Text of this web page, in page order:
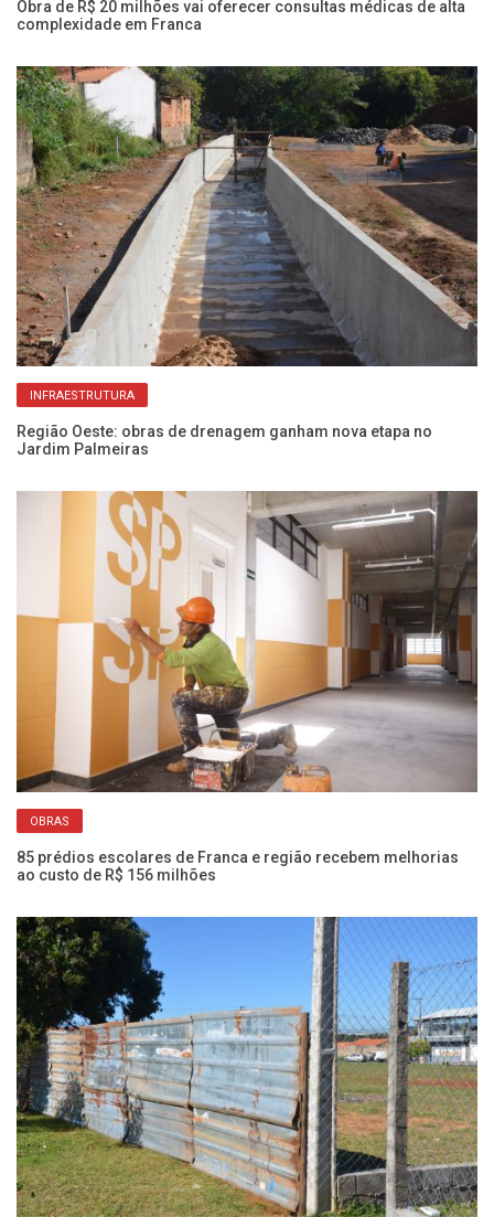
Obra de R$ 20 milhões vai oferecer consultas médicas de alta
complexidade em Franca
INFRAESTRUTURA
Região Oeste: obras de drenagem ganham nova etapa no
Jardim Palmeiras
OBRAS
85 prédios escolares de Franca e região recebem melhorias
ao custo de R$ 156 milhões